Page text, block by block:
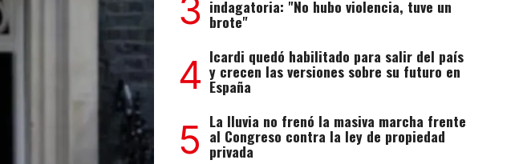
3 indagatoria: "No hubo violencia, tuve un
brote"
4 Icardi quedó habilitado para salir del país
y crecen las versiones sobre su futuro en
España
5 La lluvia no frenó la masiva marcha frente
al Congreso contra la ley de propiedad
privada